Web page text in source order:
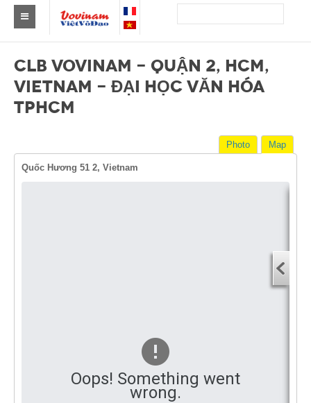
Asia
Europe
America
CLB VOVINAM - QUẬN 2, HCM,
VIETNAM - ĐẠI HỌC VĂN HÓA
TPHCM
Map
Photo
Quốc Hương 51 2, Vietnam
Oops! Something went
wrong.